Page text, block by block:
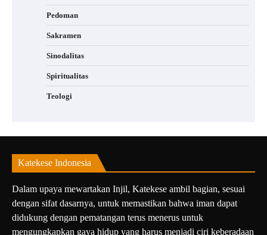
Pedoman
Sakramen
Sinodalitas
Spiritualitas
Teologi
Katekese Indonesia
Dalam upaya mewartakan Injil, Katekese ambil bagian, sesuai
dengan sifat dasarnya, untuk memastikan bahwa iman dapat
didukung dengan pematangan terus menerus untuk
mengungkapkan gaya hidup yang harus menjadi ciri keberadaan